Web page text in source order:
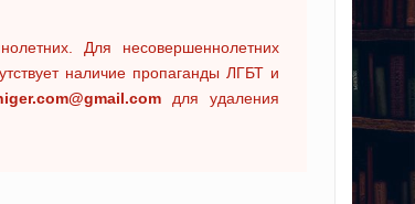
Для несовершеннолетних
наличие пропаганды ЛГБТ и
для удаления